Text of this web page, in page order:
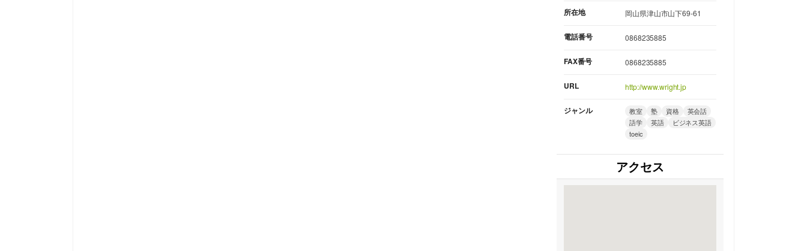
所在地 岡山県津山市山下69-61
電話番号 0868235885
FAX番号 0868235885
URL http://www.wright.jp
ジャンル 教室 塾 資格
英会話
語学
英語
ビジネス英語
toeic
アクセス